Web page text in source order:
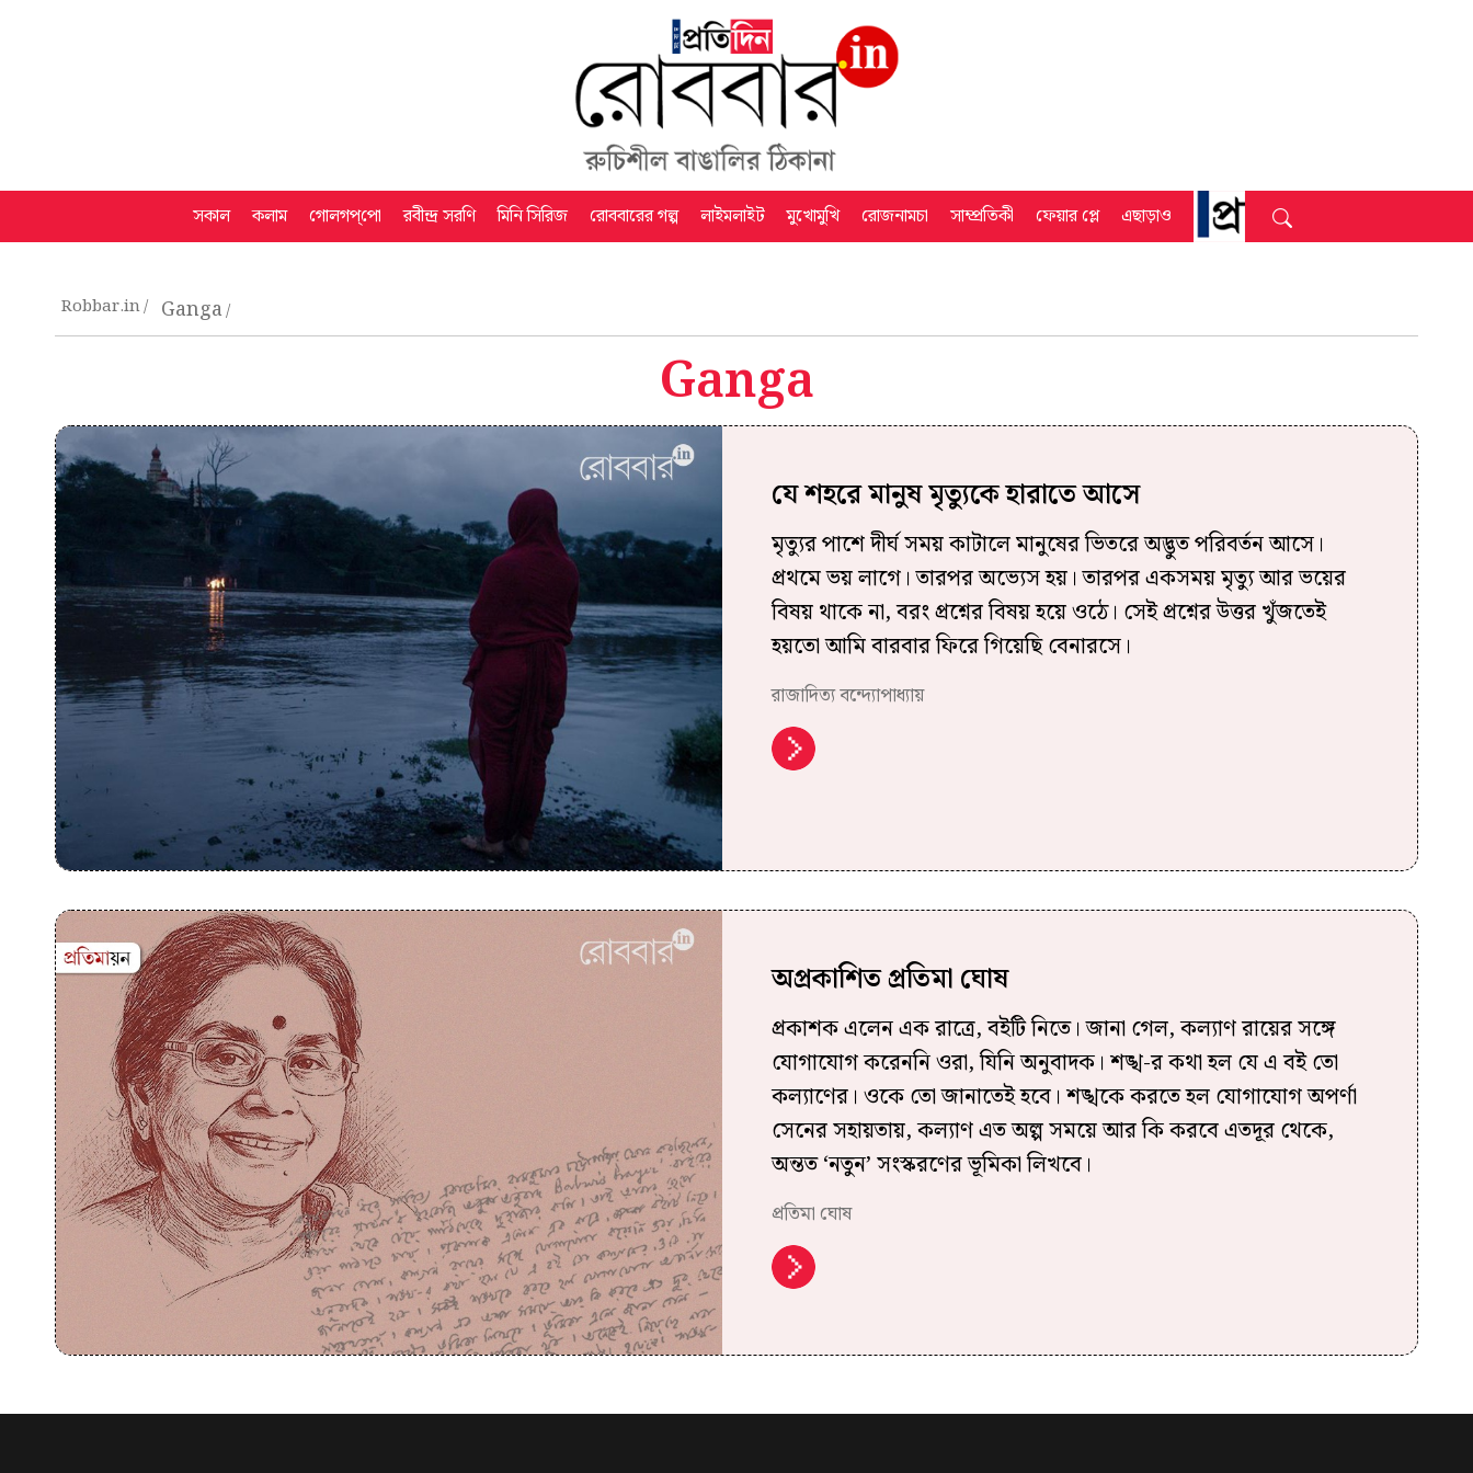
সকাল কলাম গোলগপ্‌পো রবীন্দ্র সরণি মিনি সিরিজ রোববারের গল্প লাইমলাইট মুখোমুখি রোজনামচা সাম্প্রতিকী ফেয়ার প্লে এছাড়াও
Robbar.in Ganga
Ganga
যে শহরে মানুষ মৃত্যুকে হারাতে আসে
মৃত্যুর পাশে দীর্ঘ সময় কাটালে মানুষের ভিতরে অদ্ভুত পরিবর্তন আসে।
প্রথমে ভয় লাগে। তারপর অভ্যেস হয়। তারপর একসময় মৃত্যু আর ভয়ের
বিষয় থাকে না, বরং প্রশ্নের বিষয় হয়ে ওঠে। সেই প্রশ্নের উত্তর খুঁজতেই
হয়তো আমি বারবার ফিরে গিয়েছি বেনারসে।
রাজাদিত্য বন্দ্যোপাধ্যায়
অপ্রকাশিত প্রতিমা ঘোষ
প্রকাশক এলেন এক রাত্রে, বইটি নিতে। জানা গেল, কল্যাণ রায়ের সঙ্গে
যোগাযোগ করেননি ওরা, যিনি অনুবাদক। শঙ্খ-র কথা হল যে এ বই তো
কল্যাণের। ওকে তো জানাতেই হবে। শঙ্খকে করতে হল যোগাযোগ অপর্ণা
সেনের সহায়তায়, কল্যাণ এত অল্প সময়ে আর কি করবে এতদূর থেকে,
অন্তত ‘নতুন’ সংস্করণের ভূমিকা লিখবে।
প্রতিমা ঘোষ